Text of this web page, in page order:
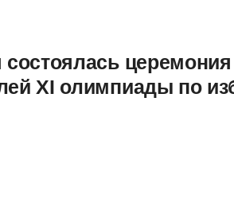
состоялась
XI олимпиады по